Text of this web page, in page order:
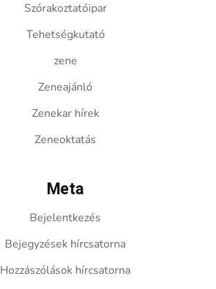
Szórakoztatóipar
Tehetségkutató
zene
Zeneajánló
Zenekar hírek
Zeneoktatás
Meta
Bejelentkezés
Bejegyzések hírcsatorna
Hozzászólások hírcsatorna